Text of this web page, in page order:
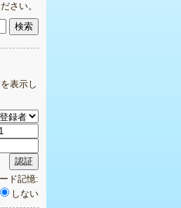
さい。
表示し
ド記憶:
しない